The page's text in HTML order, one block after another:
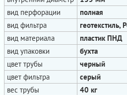
вид перфорации
полная
вид фильтра
геотекстиль,
вид материала
пластик ПНД
вид упаковки
бухта
цвет трубы
черный
цвет фильтра
серый
вес трубы
40 кг